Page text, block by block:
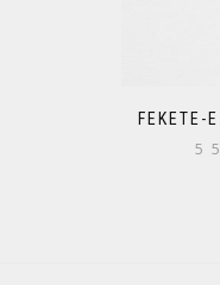
FEKETE-
5